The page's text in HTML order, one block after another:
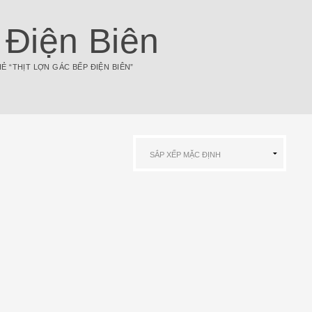
Biên
“THỊT LỢN GÁC BẾP ĐIỆN BIÊN”